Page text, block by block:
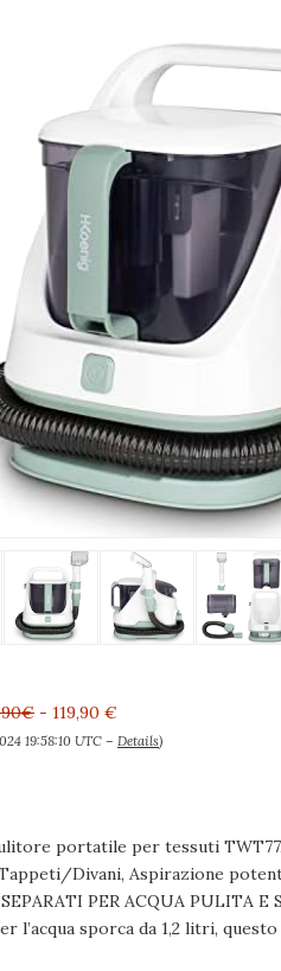
- 119,90 €
19:58:10 UTC – Details)
portatile per tessuti
Divani, Aspirazione
PER ACQUA PULITA
l’acqua sporca da 1,2 litri,